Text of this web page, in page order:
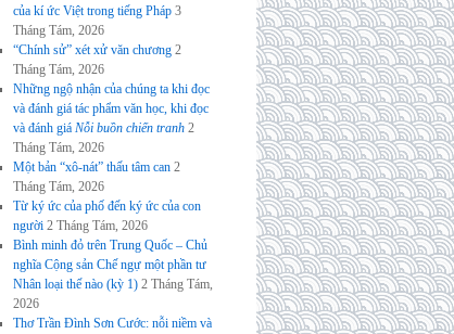
của kí ức Việt trong tiếng Pháp 3
Tháng Tám, 2026
“Chính sử” xét xử văn chương 2
Tháng Tám, 2026
Những ngộ nhận của chúng ta khi đọc
và đánh giá tác phẩm văn học, khi đọc
và đánh giá Nỗi buồn chiến tranh 2
Tháng Tám, 2026
Một bản “xô-nát” thấu tâm can 2
Tháng Tám, 2026
Từ ký ức của phố đến ký ức của con
người 2 Tháng Tám, 2026
Bình minh đỏ trên Trung Quốc – Chủ
nghĩa Cộng sản Chế ngự một phần tư
Nhân loại thế nào (kỳ 1) 2 Tháng Tám,
2026
Thơ Trần Đình Sơn Cước: nỗi niềm và